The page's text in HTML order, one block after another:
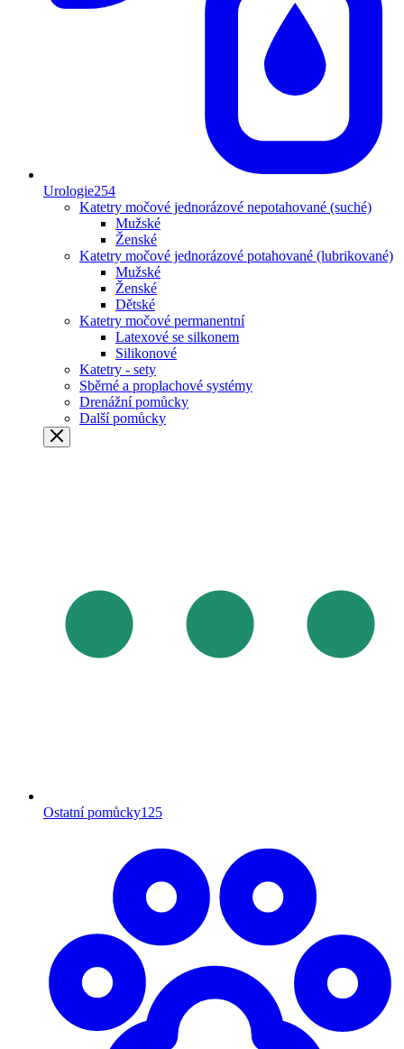
Urologie254
Katetry močové jednorázové nepotahované (suché)
Mužské
Ženské
Katetry močové jednorázové potahované (lubrikované)
Mužské
Ženské
Dětské
Katetry močové permanentní
Latexové se silkonem
Silikonové
Katetry - sety
Sběrné a proplachové systémy
Drenážní pomůcky
Další pomůcky
Ostatní pomůcky125